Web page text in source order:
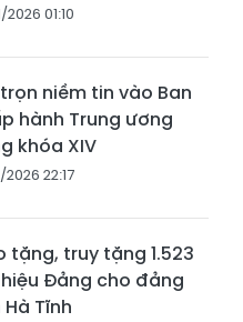
01:10
niềm tin vào Ban
hành Trung ương
khóa XIV
22:17
tặng, truy tặng 1.523
Đảng cho đảng
Tĩnh